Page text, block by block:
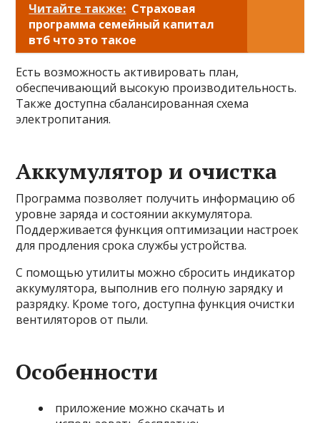
Читайте также: Страховая
программа семейный капитал
втб что это такое
Есть возможность активировать план,
обеспечивающий высокую производительность.
Также доступна сбалансированная схема
электропитания.
Аккумулятор и очистка
Программа позволяет получить информацию об
уровне заряда и состоянии аккумулятора.
Поддерживается функция оптимизации настроек
для продления срока службы устройства.
С помощью утилиты можно сбросить индикатор
аккумулятора, выполнив его полную зарядку и
разрядку. Кроме того, доступна функция очистки
вентиляторов от пыли.
Особенности
приложение можно скачать и